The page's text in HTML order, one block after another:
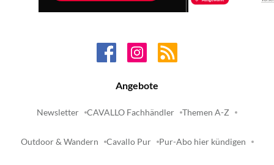
Angebote
Newsletter CAVALLO Fachhändler Themen A-Z
Outdoor & Wandern Cavallo Pur Pur-Abo hier kündigen